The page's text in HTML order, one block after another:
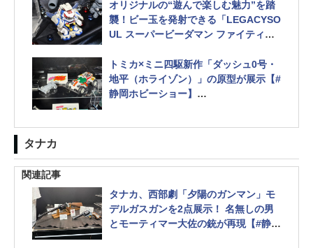
オリジナルの“遊んで楽しむ魅力”を踏
襲！ビー玉を発射できる「LEGACYSO
UL スーパービーダマン ファイティン
ー】
トミカ×ミニ四駆新作「ダッシュ0号・
地平（ホライゾン）」の原型が展示【#
静岡ホビーショー】
タナカ
関連記事
タナカ、西部劇「夕陽のガンマン」モ
デルガスガンを2点展示！ 名無しの男
とモーティマー大佐の銃が再現【#静岡